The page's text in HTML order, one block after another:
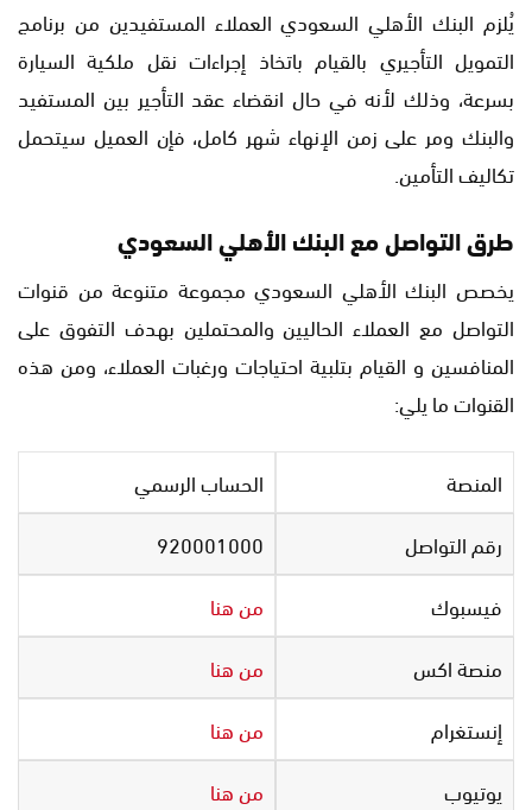
يُلزم البنك الأهلي السعودي العملاء المستفيدين من برنامج
التمويل التأجيري بالقيام باتخاذ إجراءات نقل ملكية السيارة
بسرعة، وذلك لأنه في حال انقضاء عقد التأجير بين المستفيد
والبنك ومر على زمن الإنهاء شهر كامل، فإن العميل سيتحمل
تكاليف التأمين.
طرق التواصل مع البنك الأهلي السعودي
يخصص البنك الأهلي السعودي مجموعة متنوعة من قنوات
التواصل مع العملاء الحاليين والمحتملين بهدف التفوق على
المنافسين و القيام بتلبية احتياجات ورغبات العملاء، ومن هذه
القنوات ما يلي:
المنصة
الحساب الرسمي
رقم التواصل
920001000
فيسبوك
من هنا
منصة اكس
من هنا
إنستغرام
من هنا
يوتيوب
من هنا